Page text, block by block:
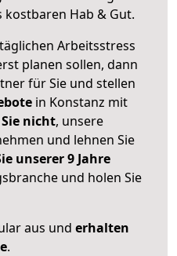
kostbaren Hab & Gut.
Arbeitsstress
planen sollen, dann
für Sie und stellen
in Konstanz mit
nicht, unsere
und lehnen Sie
unserer 9 Jahre
und holen Sie
aus und erhalten
.